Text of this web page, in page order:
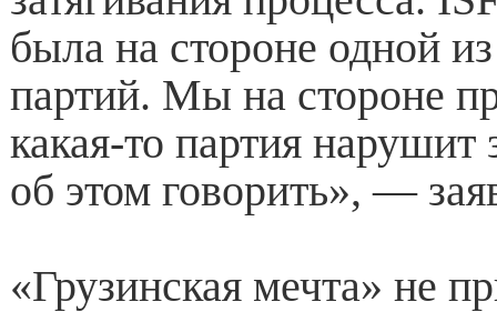
была на стороне одной
партий. Мы на стороне
какая-то партия
об этом говорить», —
«Грузинская мечта» не